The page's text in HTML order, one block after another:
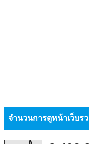
จำนวนการดูหน้าเว็บร